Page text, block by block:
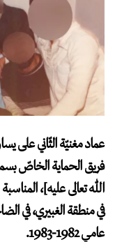
فريق الحماية الخاصّ
الله تعالى عليه]،
في منطقة الغبيري، في
عامي 1982-1983.